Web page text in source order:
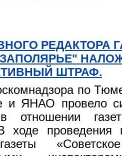
РЕДАКТОРА
ШТРАФ.
по
ЯНАО провело
отношении
ходе проведения